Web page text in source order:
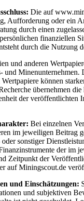
Die auf
Aufforderung oder ein
durch einen
finanziellen
durch die Nutzung
und anderen
Minenunternehmen.
können
übernehmen
der veröffentlichten
Bei einzelnen
im jeweiligen Beitrag
sonstiger
der im
Zeitpunkt der
auf Miningscout.de
und Einschätzungen:
und subjektiven